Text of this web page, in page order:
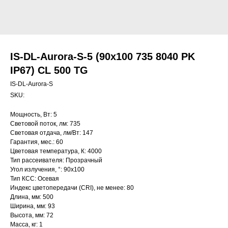
IS-DL-Aurora-S-5 (90x100 735 8040 PK
IP67) CL 500 TG
IS-DL-Aurora-S
SKU:
Мощность, Вт: 5
Световой поток, лм: 735
Световая отдача, лм/Вт: 147
Гарантия, мес.: 60
Цветовая температура, К: 4000
Тип рассеивателя: Прозрачный
Угол излучения, °: 90х100
Тип КСС: Осевая
Индекс цветопередачи (CRI), не менее: 80
Длина, мм: 500
Ширина, мм: 93
Высота, мм: 72
Масса, кг: 1